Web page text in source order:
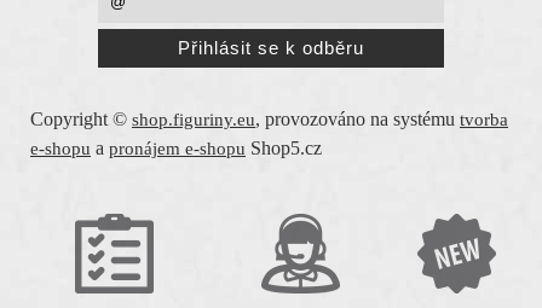
Copyright © shop.figuriny.eu, provozováno na systému tvorba
e-shopu a pronájem e-shopu Shop5.cz